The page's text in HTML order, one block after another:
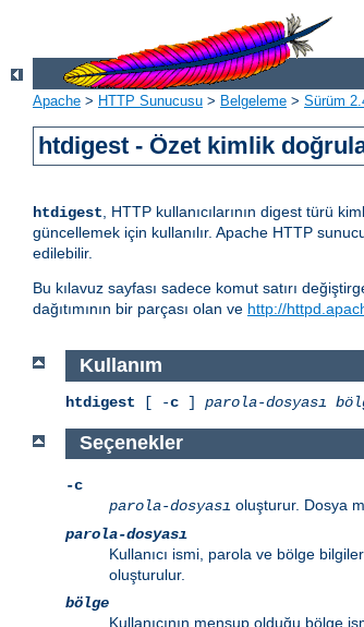
Apache > HTTP Sunucusu > Belgeleme > Sürüm
htdigest - Özet kimlik
htdigest, HTTP kullanıcılarının digest türü
güncellemek için kullanılır. Apache HTTP
edilebilir.
Bu kılavuz sayfası sadece komut satırı
dağıtımının bir parçası olan ve http://
Kullanım
htdigest [ -c ] parola-dosyası
Seçenekler
-c
parola-dosyası oluşturur. Dosya
parola-dosyası
Kullanıcı ismi, parola ve bölge
oluşturulur.
bölge
Kullanıcının mensup olduğu bölge